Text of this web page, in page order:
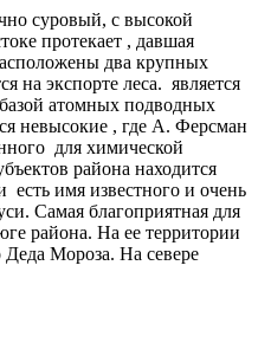
суровый, с высокой
протекает , давшая
два крупных
на экспорте леса. является
атомных подводных
невысокие , где А. Ферсман
для химической
района находится
имя известного и очень
Самая благоприятная для
района. На ее территории
Деда Мороза. На севере